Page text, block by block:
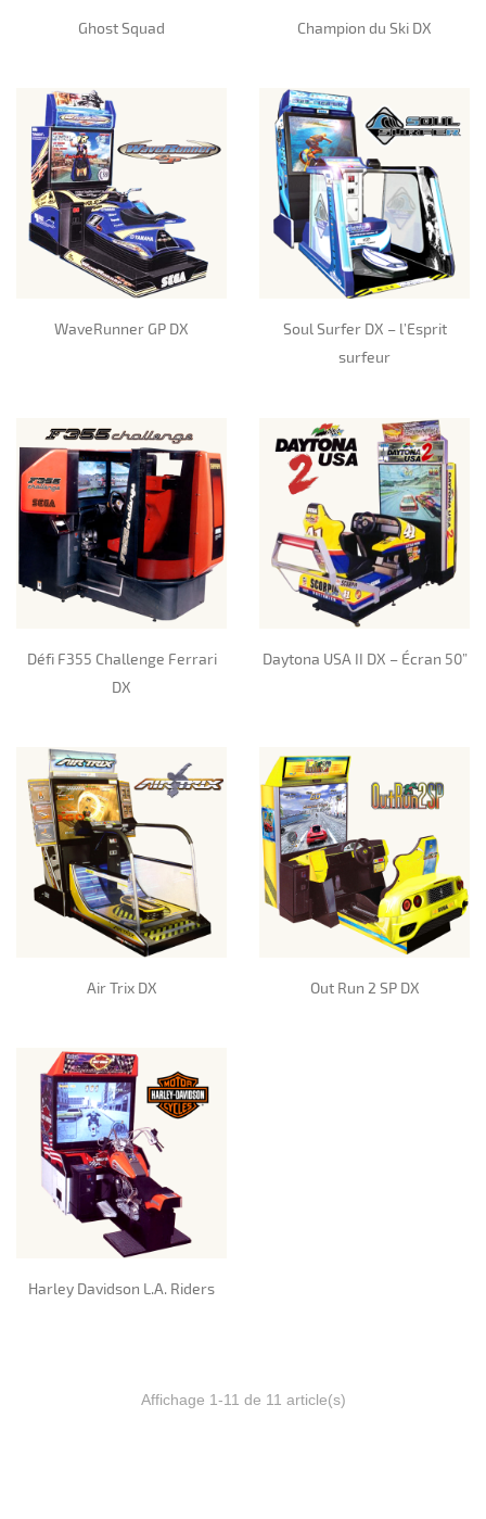
Ghost Squad Champion du Ski DX
WaveRunner GP DX
Soul Surfer DX – l’Esprit
surfeur
Défi F355 Challenge Ferrari
DX
Daytona USA II DX – Écran 50”
Air Trix DX Out Run 2 SP DX
Harley Davidson L.A. Riders
Affichage 1-11 de 11 article(s)